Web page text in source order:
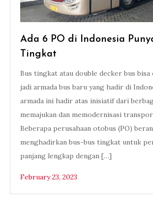
Ada 6 PO di Indonesia
Tingkat
Bus tingkat atau double decker bus bisa
jadi armada bus baru yang hadir di
armada ini hadir atas inisiatif dari
memajukan dan memodernisasi
Beberapa perusahaan otobus (PO)
menghadirkan bus-bus tingkat untuk
panjang lengkap dengan […]
February 23, 2023